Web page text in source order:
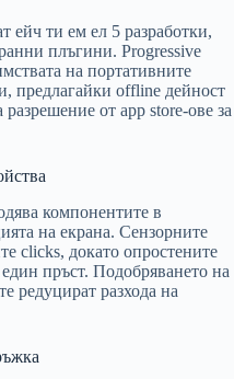
ейч ти ем ел 5 разработки,
плъгини. Progressive
на портативните
предлагайки offline дейност
от app store-ове за
компонентите в
на екрана. Сензорните
clicks, докато опростените
пръст. Подобряването на
редуцират разхода на